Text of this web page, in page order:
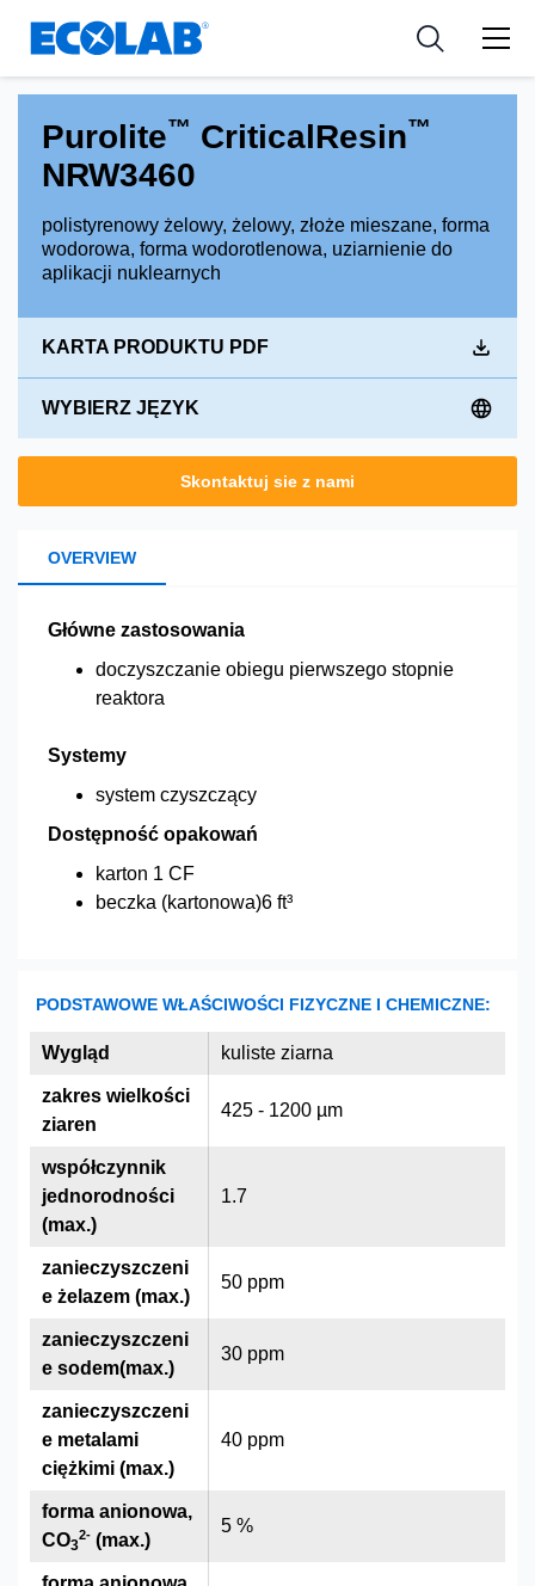
Resources
PRZEMYSŁ
Nutraceuticals
Wiadomości i wydarzenia
Narzędzia
Purolite™ CriticalResin™
NRW3460
polistyrenowy żelowy, żelowy, złoże mieszane, forma
wodorowa, forma wodorotlenowa, uziarnienie do
aplikacji nuklearnych
KARTA PRODUKTU PDF
WYBIERZ JĘZYK
Skontaktuj sie z nami
OVERVIEW
Główne zastosowania
doczyszczanie obiegu pierwszego stopnie
reaktora
Systemy
system czyszczący
Dostępność opakowań
karton 1 CF
beczka (kartonowa)6 ft³
PODSTAWOWE WŁAŚCIWOŚCI FIZYCZNE I CHEMICZNE:
kuliste ziarna
425 - 1200 µm
1.7
50 ppm
30 ppm
40 ppm
5 %
Wygląd
zakres wielkości
ziaren
współczynnik
jednorodności
(max.)
zanieczyszczeni
e żelazem (max.)
zanieczyszczeni
e sodem(max.)
zanieczyszczeni
e metalami
ciężkimi (max.)
forma anionowa,
CO3
2- (max.)